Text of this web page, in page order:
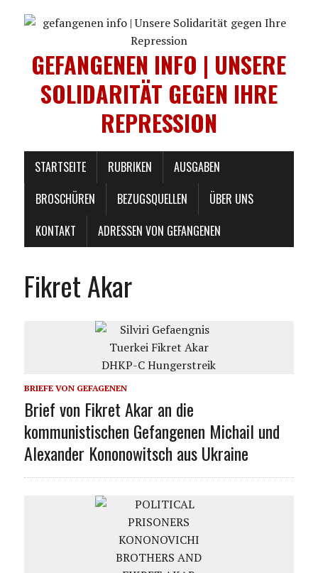
GEFANGENEN INFO | UNSERE
SOLIDARITÄT GEGEN IHRE
REPRESSION
STARTSEITE RUBRIKEN
AUSGABEN
BROSCHÜREN
BEZUGSQUELLEN
ÜBER UNS
KONTAKT
ADRESSEN VON GEFANGENEN
Fikret Akar
BRIEFE VON GEFAGENEN
Brief von Fikret Akar an die
kommunistischen Gefangenen Michail und
Alexander Kononowitsch aus Ukraine